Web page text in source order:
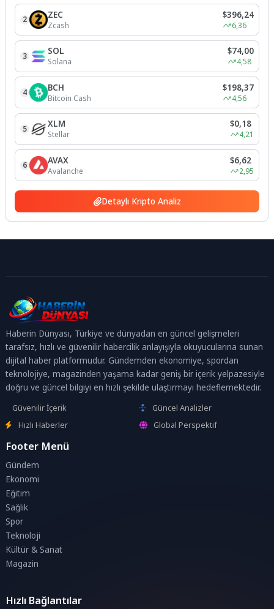
2 ZEC
Zcash
$396,24
6,36
3 SOL
Solana
$74,00
4,58
4 BCH
Bitcoin Cash
$198,37
4,56
5 XLM
Stellar
$0,18
4,21
6 AVAX
Avalanche
$6,62
2,95
Detaylı Kripto Analiz
Haberin Dünyası, Türkiye ve dünyadan en güncel gelişmeleri
tarafsız, hızlı ve güvenilir habercilik anlayışıyla okuyucularına sunan
dijital haber platformudur. Gündemden ekonomiye, spordan
teknolojiye, magazinden yaşama kadar geniş bir içerik yelpazesiyle
doğru ve güncel bilgiyi en hızlı şekilde ulaştırmayı hedeflemektedir.
Güvenilir İçerik
Güncel Analizler
Hızlı Haberler
Global Perspektif
Footer Menü
Gündem
Ekonomi
Eğitim
Sağlık
Spor
Teknoloji
Kültür & Sanat
Magazin
Hızlı Bağlantılar